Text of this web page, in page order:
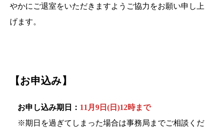
やかにご退室をいただきますようご協力をお願い申し上
げます。
【お申込み】
お申し込み期日： 11月9日(日)12時まで
※期日を過ぎてしまった場合は事務局までご相談くだ